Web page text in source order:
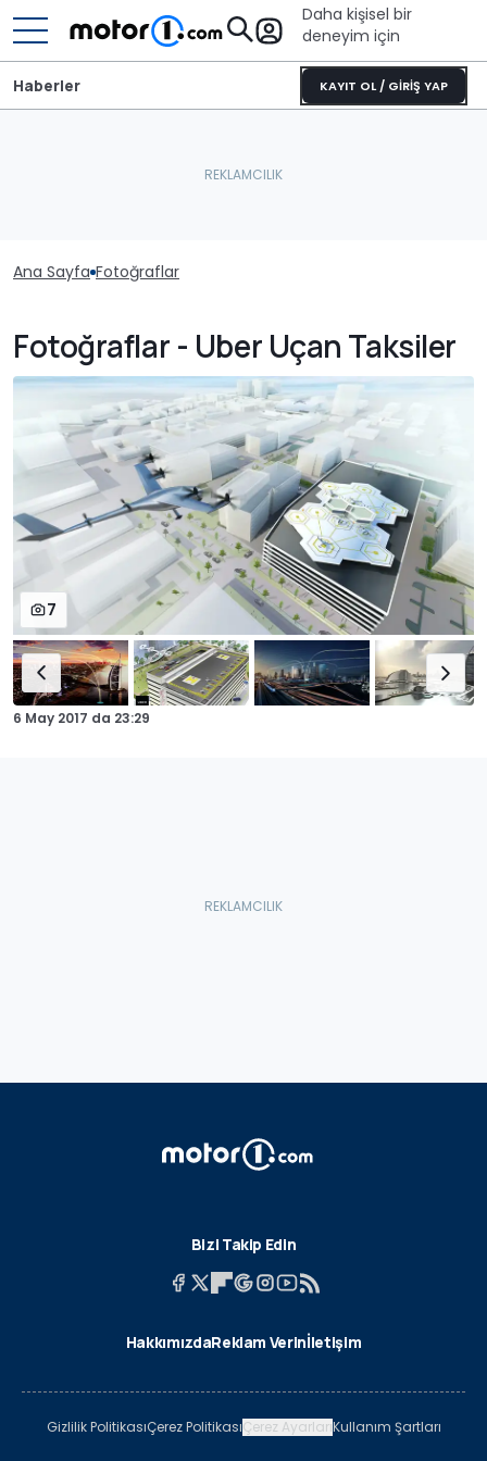
Daha kişisel bir
deneyim için
KAYIT OL / GİRİŞ YAP
Haberler
Ana Sayfa Fotoğraflar
Fotoğraflar - Uber Uçan Taksiler
7
6 May 2017 da 23:29
Bizi Takip Edin
HakkımızdaReklam Verinİletişim
Gizlilik PolitikasıÇerez PolitikasıÇerez AyarlarıKullanım Şartları